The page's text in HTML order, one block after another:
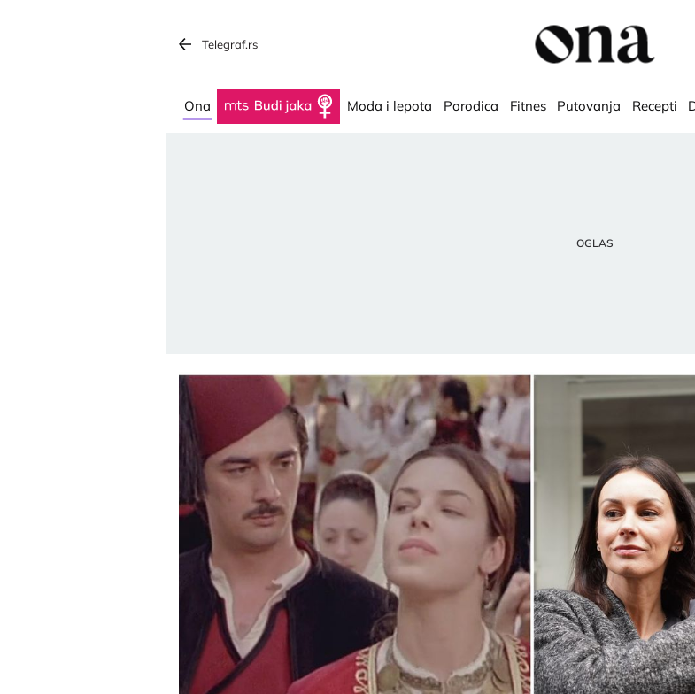
Telegraf.rs
Ona Budi jaka Moda i lepota Porodica Fitnes Putovanja Recepti